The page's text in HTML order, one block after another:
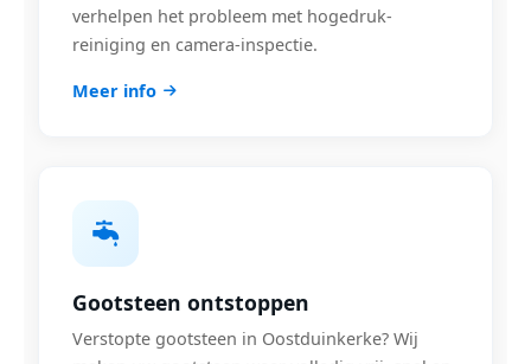
verhelpen het probleem met hogedruk-
reiniging en camera-inspectie.
Meer info
Gootsteen ontstoppen
Verstopte gootsteen in Oostduinkerke? Wij